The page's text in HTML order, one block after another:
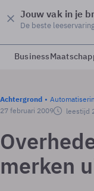
Jouw vak in je
De beste
Business
Achtergrond
27 februari 2009
leestijd
merken